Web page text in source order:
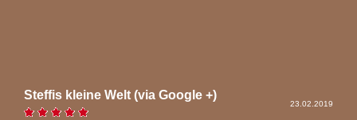
Steffis kleine Welt (via Google +)
23.02.2019